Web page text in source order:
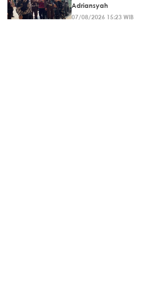
Adriansyah
07/08/2026 15:23 WIB